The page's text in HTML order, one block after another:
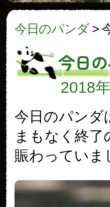
今日のパンダ>
今日
2018
今日のパンダ
まもなく終
賑わっていま